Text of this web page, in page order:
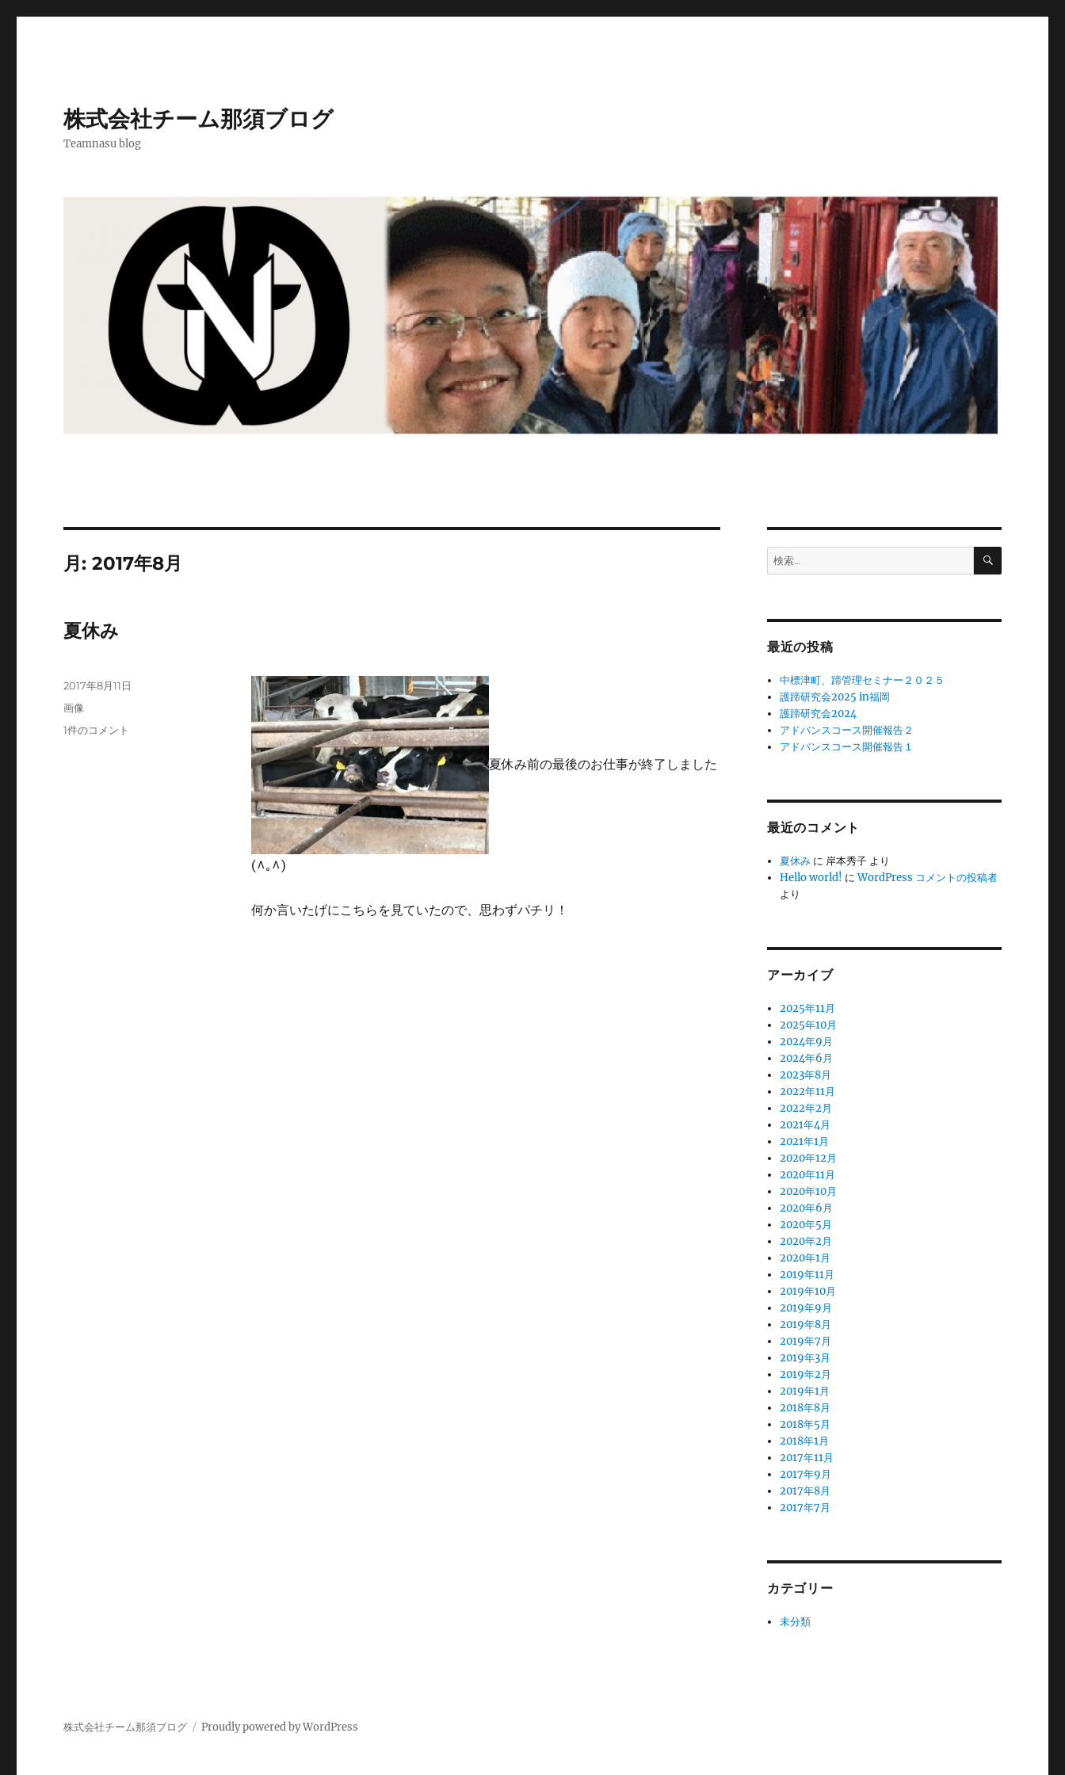
株式会社チーム那須ブログ
Teamnasu blog
月:2017年8月
夏休み
夏休み前の最後のお仕事が終了しました
(^｡^)
何か言いたげにこちらを見ていたので、思わずパチリ！
投
稿
2017年8月11日
フ
ォ
画像
夏
1件のコメント
検
索:
検
最近の投稿
中標津町、蹄管理セミナー２０２５
護蹄研究会2025 in福岡
護蹄研究会2024
アドバンスコース開催報告２
アドバンスコース開催報告１
最近のコメント
夏休み に 岸本秀子 より
Hello world! にWordPress コメントの投稿者
より
アーカイブ
2025年11月
2025年10月
2024年9月
2024年6月
2023年8月
2022年11月
2022年2月
2021年4月
2021年1月
2020年12月
2020年11月
2020年10月
2020年6月
2020年5月
2020年2月
2020年1月
2019年11月
2019年10月
2019年9月
2019年8月
2019年7月
2019年3月
2019年2月
2019年1月
2018年8月
2018年5月
2018年1月
2017年11月
2017年9月
2017年8月
2017年7月
カテゴリー
未分類
株式会社チーム那須ブログ Proudly powered by WordPress